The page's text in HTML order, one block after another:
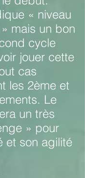
« niveau
mais un bon
cycle
jouer cette
cas
les 2ème et
Le
un très
» pour
et son agilité